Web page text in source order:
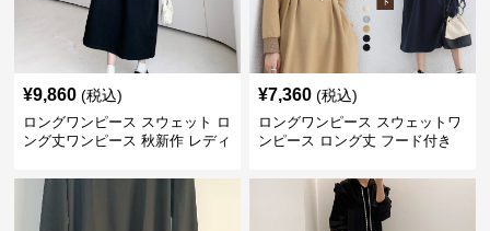
¥9,860 (税込)
ロングワンピース スウェット ロ
ング丈ワンピース 秋新作 レディ
¥7,360 (税込)
ロングワンピース スウェットワ
ンピース ロング丈 フード付き